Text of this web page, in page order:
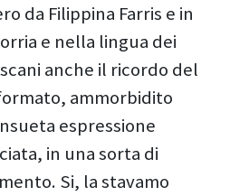
da Filippina Farris e in
e nella lingua dei
anche il ricordo del
ammorbidito
espressione
in una sorta di
Si, la stavamo